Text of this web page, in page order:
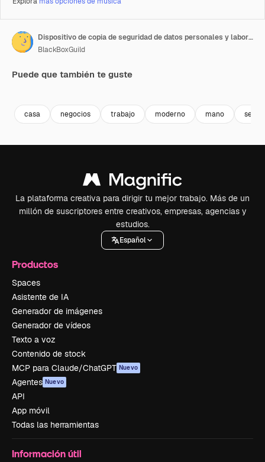
Dispositivo de copia de seguridad de datos personales y laborales para una mujer profesional que trabaja desde casa - concepto de renderizado 3D animado
BlackBoxGuild
Puede que también te guste
casa negocios trabajo moderno mano
La plataforma creativa para dirigir tu mejor trabajo. Más de un
millón de suscriptores entre creativos, empresas, agencias y
estudios.
Español
Productos
Spaces
Asistente de IA
Generador de imágenes
Generador de vídeos
Texto a voz
Contenido de stock
MCP para Claude/ChatGPT Nuevo
Agentes Nuevo
API
App móvil
Todas las herramientas
Información útil